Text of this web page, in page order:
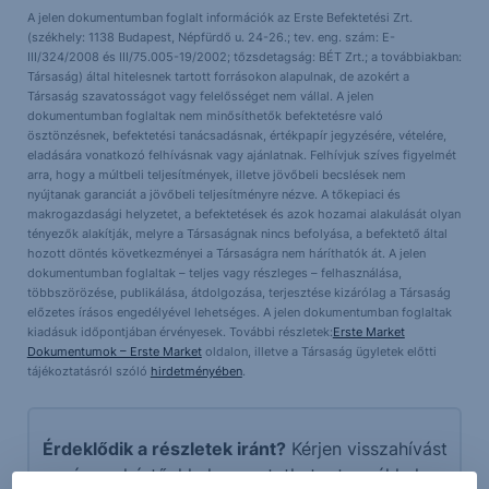
A jelen dokumentumban foglalt információk az Erste Befektetési Zrt.
(székhely: 1138 Budapest, Népfürdő u. 24-26.; tev. eng. szám: E-
III/324/2008 és III/75.005-19/2002; tőzsdetagság: BÉT Zrt.; a továbbiakban:
Társaság) által hitelesnek tartott forrásokon alapulnak, de azokért a
Társaság szavatosságot vagy felelősséget nem vállal. A jelen
dokumentumban foglaltak nem minősíthetők befektetésre való
ösztönzésnek, befektetési tanácsadásnak, értékpapír jegyzésére, vételére,
eladására vonatkozó felhívásnak vagy ajánlatnak. Felhívjuk szíves figyelmét
arra, hogy a múltbeli teljesítmények, illetve jövőbeli becslések nem
nyújtanak garanciát a jövőbeli teljesítményre nézve. A tőkepiaci és
makrogazdasági helyzetet, a befektetések és azok hozamai alakulását olyan
tényezők alakítják, melyre a Társaságnak nincs befolyása, a befektető által
hozott döntés következményei a Társaságra nem háríthatók át. A jelen
dokumentumban foglaltak – teljes vagy részleges – felhasználása,
többszörözése, publikálása, átdolgozása, terjesztése kizárólag a Társaság
előzetes írásos engedélyével lehetséges. A jelen dokumentumban foglaltak
kiadásuk időpontjában érvényesek. További részletek:Erste Market
Dokumentumok – Erste Marketoldalon, illetve a Társaság ügyletek előtti
tájékoztatásról szóló hirdetményében.
Érdeklődik a részletek iránt? Kérjen visszahívást
és szakértőnkkel egyeztethet a termékkel